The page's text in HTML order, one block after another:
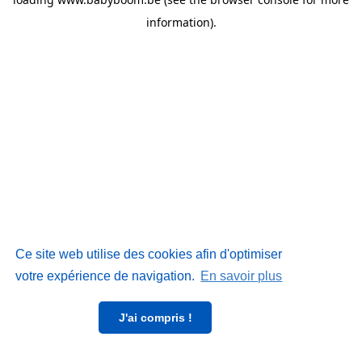
Ce site web utilise des cookies afin d'optimiser
votre expérience de navigation. En savoir plus
J'ai compris !
information).